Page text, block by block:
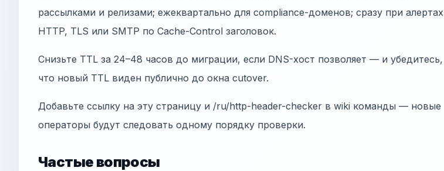
рассылками и релизами; ежеквартально для compliance-доменов; сразу при алертах
HTTP, TLS или SMTP по Cache-Control заголовок.
Снизьте TTL за 24–48 часов до миграции, если DNS-хост позволяет — и убедитесь,
что новый TTL виден публично до окна cutover.
Добавьте ссылку на эту страницу и /ru/http-header-checker в wiki команды — новые
операторы будут следовать одному порядку проверки.
Частые вопросы